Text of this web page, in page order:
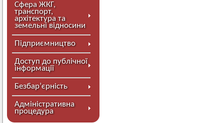
Сфера ЖКГ,
транспорт,
архітектура та
земельні відносини
Підприємництво
Доступ до публічної
інформації
Безбар’єрність
Адміністративна
процедура